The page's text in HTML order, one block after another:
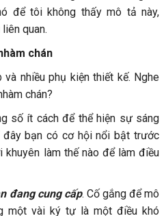
để tôi không thấy mô tả này,
quan.
chán
nhiều phụ kiện thiết kế. Nghe
chán?
số ít cách để thể hiện sự sáng
đây bạn có cơ hội nổi bật trước
khuyên làm thế nào để làm điều
đang cung cấp. Cố gắng để mô
một vài ký tự là một điều khó